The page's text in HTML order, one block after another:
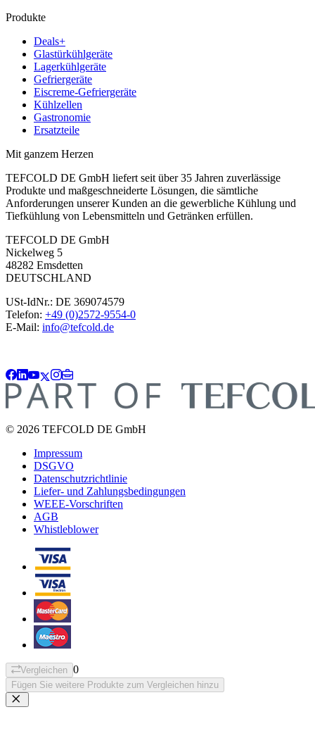
Produkte
Deals+
Glastürkühlgeräte
Lagerkühlgeräte
Gefriergeräte
Eiscreme-Gefriergeräte
Kühlzellen
Gastronomie
Ersatzteile
Mit ganzem Herzen
TEFCOLD DE GmbH liefert seit über 35 Jahren zuverlässige
Produkte und maßgeschneiderte Lösungen, die sämtliche
Anforderungen unserer Kunden an die gewerbliche Kühlung und
Tiefkühlung von Lebensmitteln und Getränken erfüllen.
TEFCOLD DE GmbH
Nickelweg 5
48282 Emsdetten
DEUTSCHLAND
USt-IdNr.: DE 369074579
Telefon: +49 (0)2572-9554-0
E-Mail: info@tefcold.de
© 2026 TEFCOLD DE GmbH
Impressum
DSGVO
Datenschutzrichtlinie
Liefer- und Zahlungsbedingungen
WEEE-Vorschriften
AGB
Whistleblower
Vergleichen 0
Fügen Sie weitere Produkte zum Vergleichen hinzu